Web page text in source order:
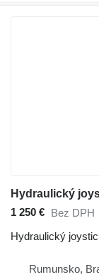
1 250 € Bez DPH
Hydraulický
Rumunsko,